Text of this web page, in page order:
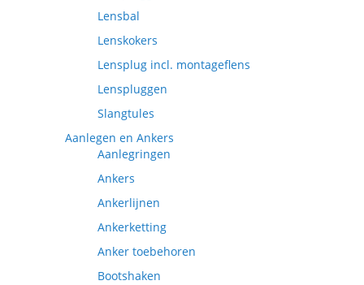
Lensbal
Lenskokers
Lensplug incl. montageflens
Lenspluggen
Slangtules
Aanlegen en Ankers
Aanlegringen
Ankers
Ankerlijnen
Ankerketting
Anker toebehoren
Bootshaken